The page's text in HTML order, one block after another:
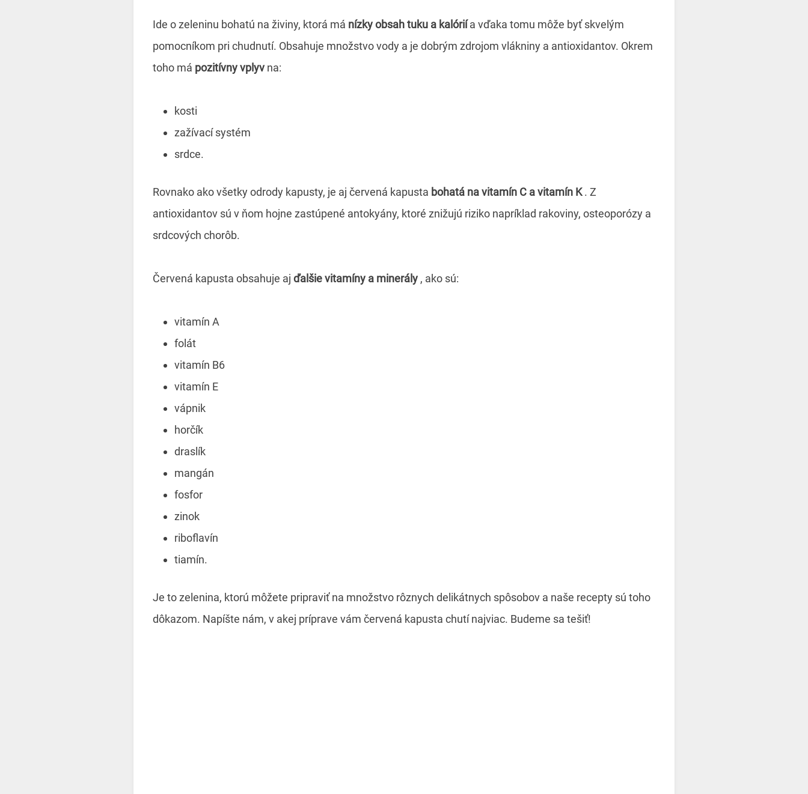
Ide o zeleninu bohatú na živiny, ktorá má nízky obsah tuku a kalóriía vďaka tomu môže byť skvelým
pomocníkom pri chudnutí. Obsahuje množstvo vody a je dobrým zdrojom vlákniny a antioxidantov. Okrem
toho má pozitívny vplyvna:
kosti
zažívací systém
srdce.
Rovnako ako všetky odrody kapusty, je aj červená kapusta bohatá na vitamín C a vitamín K. Z
antioxidantov sú v ňom hojne zastúpené antokyány, ktoré znižujú riziko napríklad rakoviny, osteoporózy a
srdcových chorôb.
Červená kapusta obsahuje aj ďalšie vitamíny a minerály , ako sú:
vitamín A
folát
vitamín B6
vitamín E
vápnik
horčík
draslík
mangán
fosfor
zinok
riboflavín
tiamín.
Je to zelenina, ktorú môžete pripraviť na množstvo rôznych delikátnych spôsobov a naše recepty sú toho
dôkazom. Napíšte nám, v akej príprave vám červená kapusta chutí najviac. Budeme sa tešiť!